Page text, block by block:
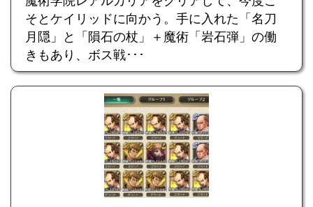
そとケイリッドに向かう。手に入れた「名刀
月隠」と「隕石の杖」＋魔術「岩石弾」の働
きもあり、ボス戦･･･